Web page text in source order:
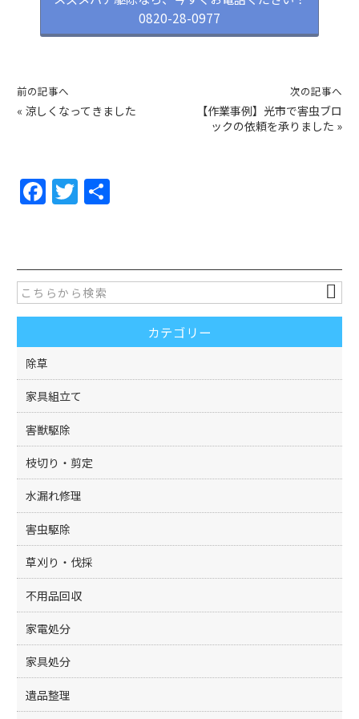
0820-28-0977
前の記事へ
« 涼しくなってきました
次の記事へ
【作業事例】光市で害虫ブロ
ックの依頼を承りました »
F
a
e
b
o
o
k
T
w
er
カテゴリー
除草
家具組立て
害獣駆除
枝切り・剪定
水漏れ修理
害虫駆除
草刈り・伐採
不用品回収
家電処分
家具処分
遺品整理